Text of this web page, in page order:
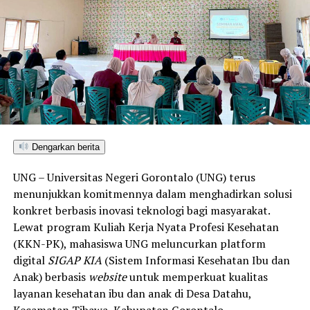
Penyuluhan difokuskan pada pemahaman mekanisme
penularan, pengenalan gejala awal, pentingnya
pemeriksaan Dahak/TCM, kepatuhan minum obat
hingga tuntas, serta pengikisan stigma negatif terhadap
penyintas TBC di lingkungan warga.
“Literasi kesehatan warga adalah fondasi utama dalam
menyampaikan edukasi yang persuasif dan mudah
apabila mengalami gejala batuk berkepanjangan,”
terang Taufik.
Selain skrining TBC, mahasiswa turut mendampingi
nakes Puskesmas Talaga Jaya dalam memberikan
pelayanan Cek Kesehatan Gratis (CKG), meliputi
pengukuran tekanan darah, cek kadar gula darah, dan
penapisan faktor risiko penyakit tidak menular (PTM)
Dengarkan berita
UNG – Universitas Negeri Gorontalo (UNG) terus
menunjukkan komitmennya dalam menghadirkan solusi
konkret berbasis inovasi teknologi bagi masyarakat.
Lewat program Kuliah Kerja Nyata Profesi Kesehatan
(KKN-PK), mahasiswa UNG meluncurkan platform
digital SIGAP KIA(Sistem Informasi Kesehatan Ibu dan
Anak) berbasis websiteuntuk memperkuat kualitas
layanan kesehatan ibu dan anak di Desa Datahu,